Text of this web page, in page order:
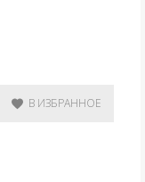
В ИЗБРАННОЕ